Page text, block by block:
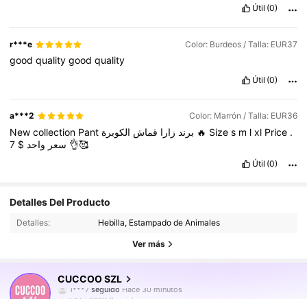
Útil (0)
r***e Color: Burdeos / Talla: EUR37
goodqualitygoodquality
Útil (0)
a***2 Color: Marrón / Talla: EUR36
Newcollection Pant برند زارا قماش 🔥 Sizes m lxl Price .
7 $ سعر 👌🥰
Útil (0)
Detalles Del Producto
Detalles: Hebilla, Estampado de Animales
Ver más
CUCCOO SZL
901K Seguidores
4,91 901K Seguidores